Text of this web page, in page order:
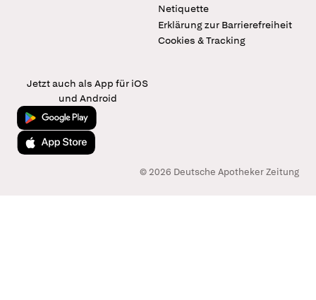
Netiquette
Erklärung zur Barrierefreiheit
Cookies & Tracking
Jetzt auch als App für iOS
und Android
Jetzt bei Google Play
Laden im App Store
© 2026 Deutsche Apotheker Zeitung